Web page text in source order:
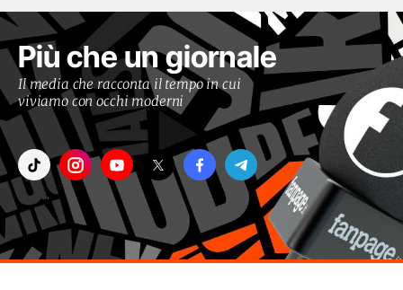
Più che un giornale
Il media che racconta il tempo in cui
viviamo con occhi moderni